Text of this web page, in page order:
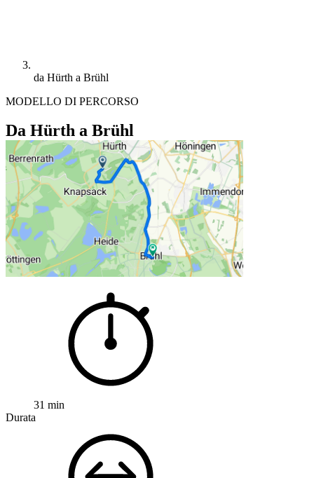
da Hürth a Brühl
MODELLO DI PERCORSO
Da Hürth a Brühl
31 min
Durata